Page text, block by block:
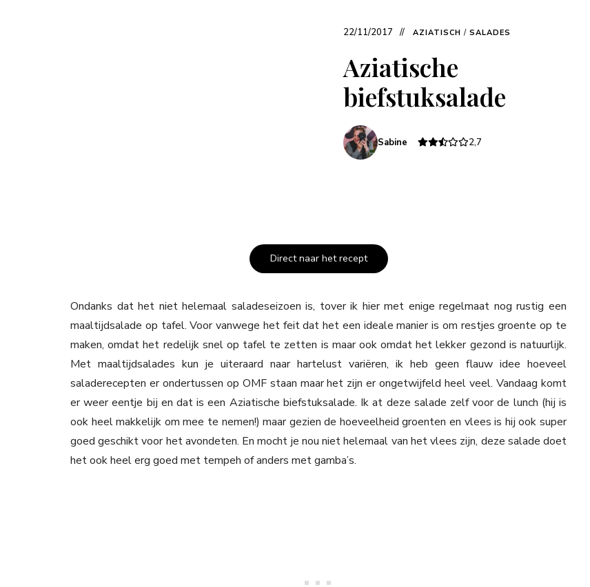
22/11/2017 AZIATISCH / SALADES
Aziatische
biefstuksalade
Sabine 2,7
Direct naar het recept
Ondanks dat het niet helemaal saladeseizoen is, tover ik hier met enige regelmaat nog rustig een
maaltijdsalade op tafel. Voor vanwege het feit dat het een ideale manier is om restjes groente op te
maken, omdat het redelijk snel op tafel te zetten is maar ook omdat het lekker gezond is natuurlijk.
Met maaltijdsalades kun je uiteraard naar hartelust variëren, ik heb geen flauw idee hoeveel
saladerecepten er ondertussen op OMF staan maar het zijn er ongetwijfeld heel veel. Vandaag komt
er weer eentje bij en dat is een Aziatische biefstuksalade. Ik at deze salade zelf voor de lunch (hij is
ook heel makkelijk om mee te nemen!) maar gezien de hoeveelheid groenten en vlees is hij ook super
goed geschikt voor het avondeten. En mocht je nou niet helemaal van het vlees zijn, deze salade doet
het ook heel erg goed met tempeh of anders met gamba’s.